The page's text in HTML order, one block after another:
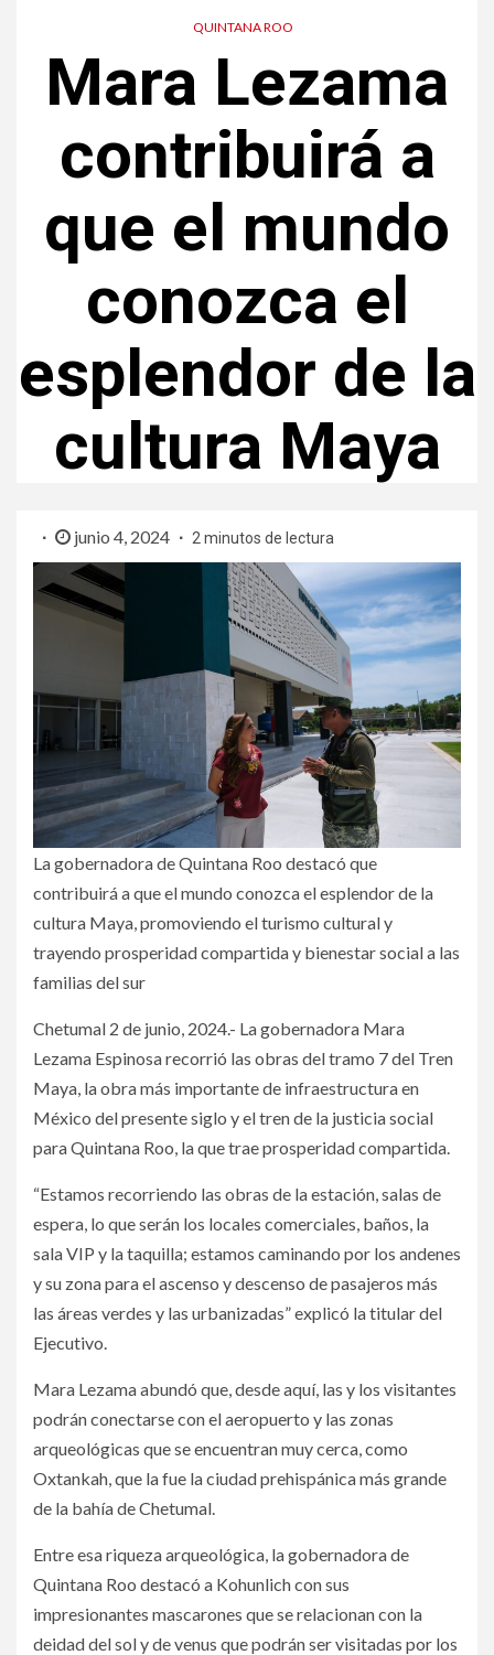
QUINTANA ROO
Mara Lezama
contribuirá a
que el mundo
conozca el
esplendor de la
cultura Maya
junio 4, 2024 2 minutos de lectura
La gobernadora de Quintana Roo destacó que
contribuirá a que el mundo conozca el esplendor de la
cultura Maya, promoviendo el turismo cultural y
trayendo prosperidad compartida y bienestar social a las
familias del sur
Chetumal 2 de junio, 2024.- La gobernadora Mara
Lezama Espinosa recorrió las obras del tramo 7 del Tren
Maya, la obra más importante de infraestructura en
México del presente siglo y el tren de la justicia social
para Quintana Roo, la que trae prosperidad compartida.
“Estamos recorriendo las obras de la estación, salas de
espera, lo que serán los locales comerciales, baños, la
sala VIP y la taquilla; estamos caminando por los andenes
y su zona para el ascenso y descenso de pasajeros más
las áreas verdes y las urbanizadas” explicó la titular del
Ejecutivo.
Mara Lezama abundó que, desde aquí, las y los visitantes
podrán conectarse con el aeropuerto y las zonas
arqueológicas que se encuentran muy cerca, como
Oxtankah, que la fue la ciudad prehispánica más grande
de la bahía de Chetumal.
Entre esa riqueza arqueológica, la gobernadora de
Quintana Roo destacó a Kohunlich con sus
impresionantes mascarones que se relacionan con la
deidad del sol y de venus que podrán ser visitadas por los